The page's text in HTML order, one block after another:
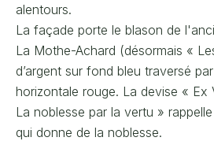
alentours.
La façade porte le blason de
La Mothe-Achard (désormais «
d’argent sur fond bleu traversé
horizontale rouge. La devise « Ex
La noblesse par la vertu »
qui donne de la noblesse.